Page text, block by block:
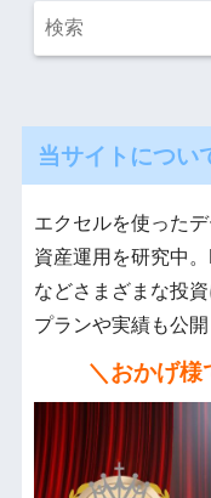
当サイトについ
エクセルを使った
資産運用を研究中
などさまざまな投
プランや実績も公開
＼おかげ様